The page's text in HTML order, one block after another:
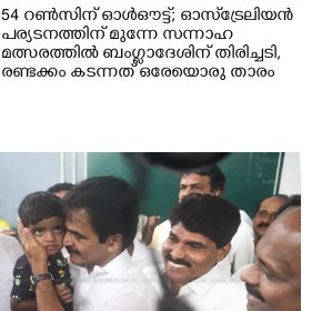
54 റൺസിന് ഓൾഔട്ട്; ഓസ്‌ട്രേലിയൻ
പര്യടനത്തിന് മുന്നേ സന്നാഹ
മത്സരത്തിൽ ബംഗ്ലാദേശിന് തിരിച്ചടി,
രണ്ടക്കം കടന്നത് ഒരേയൊരു താരം